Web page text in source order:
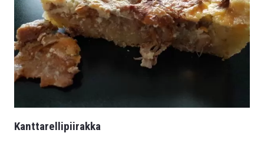
Kanttarellipiirakka